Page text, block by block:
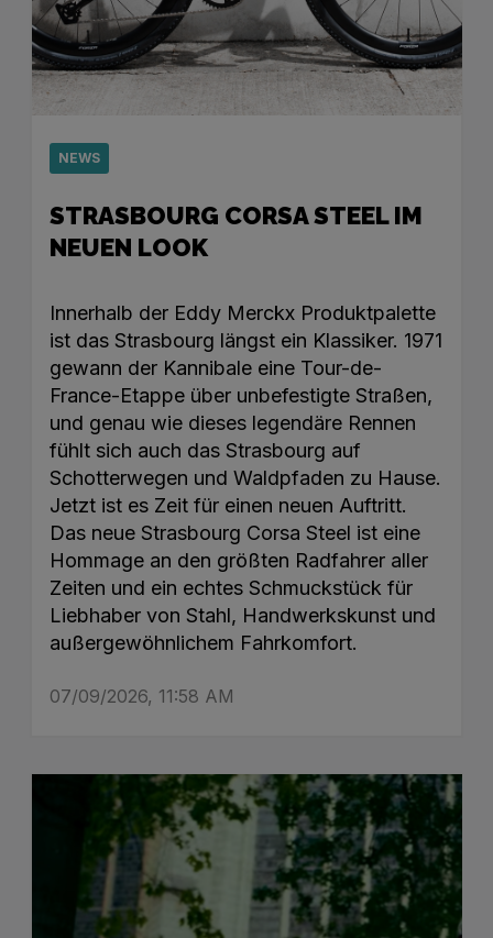
NEWS
STRASBOURG CORSA STEEL IM
NEUEN LOOK
Innerhalb der Eddy Merckx Produktpalette
ist das Strasbourg längst ein Klassiker. 1971
gewann der Kannibale eine Tour-de-
France-Etappe über unbefestigte Straßen,
und genau wie dieses legendäre Rennen
fühlt sich auch das Strasbourg auf
Schotterwegen und Waldpfaden zu Hause.
Jetzt ist es Zeit für einen neuen Auftritt.
Das neue Strasbourg Corsa Steel ist eine
Hommage an den größten Radfahrer aller
Zeiten und ein echtes Schmuckstück für
Liebhaber von Stahl, Handwerkskunst und
außergewöhnlichem Fahrkomfort.
07/09/2026, 11:58 AM